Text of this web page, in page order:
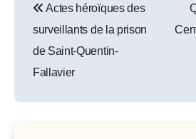
navigation
Actes héroïques des
surveillants de la prison
de Saint-Quentin-
Fallavier